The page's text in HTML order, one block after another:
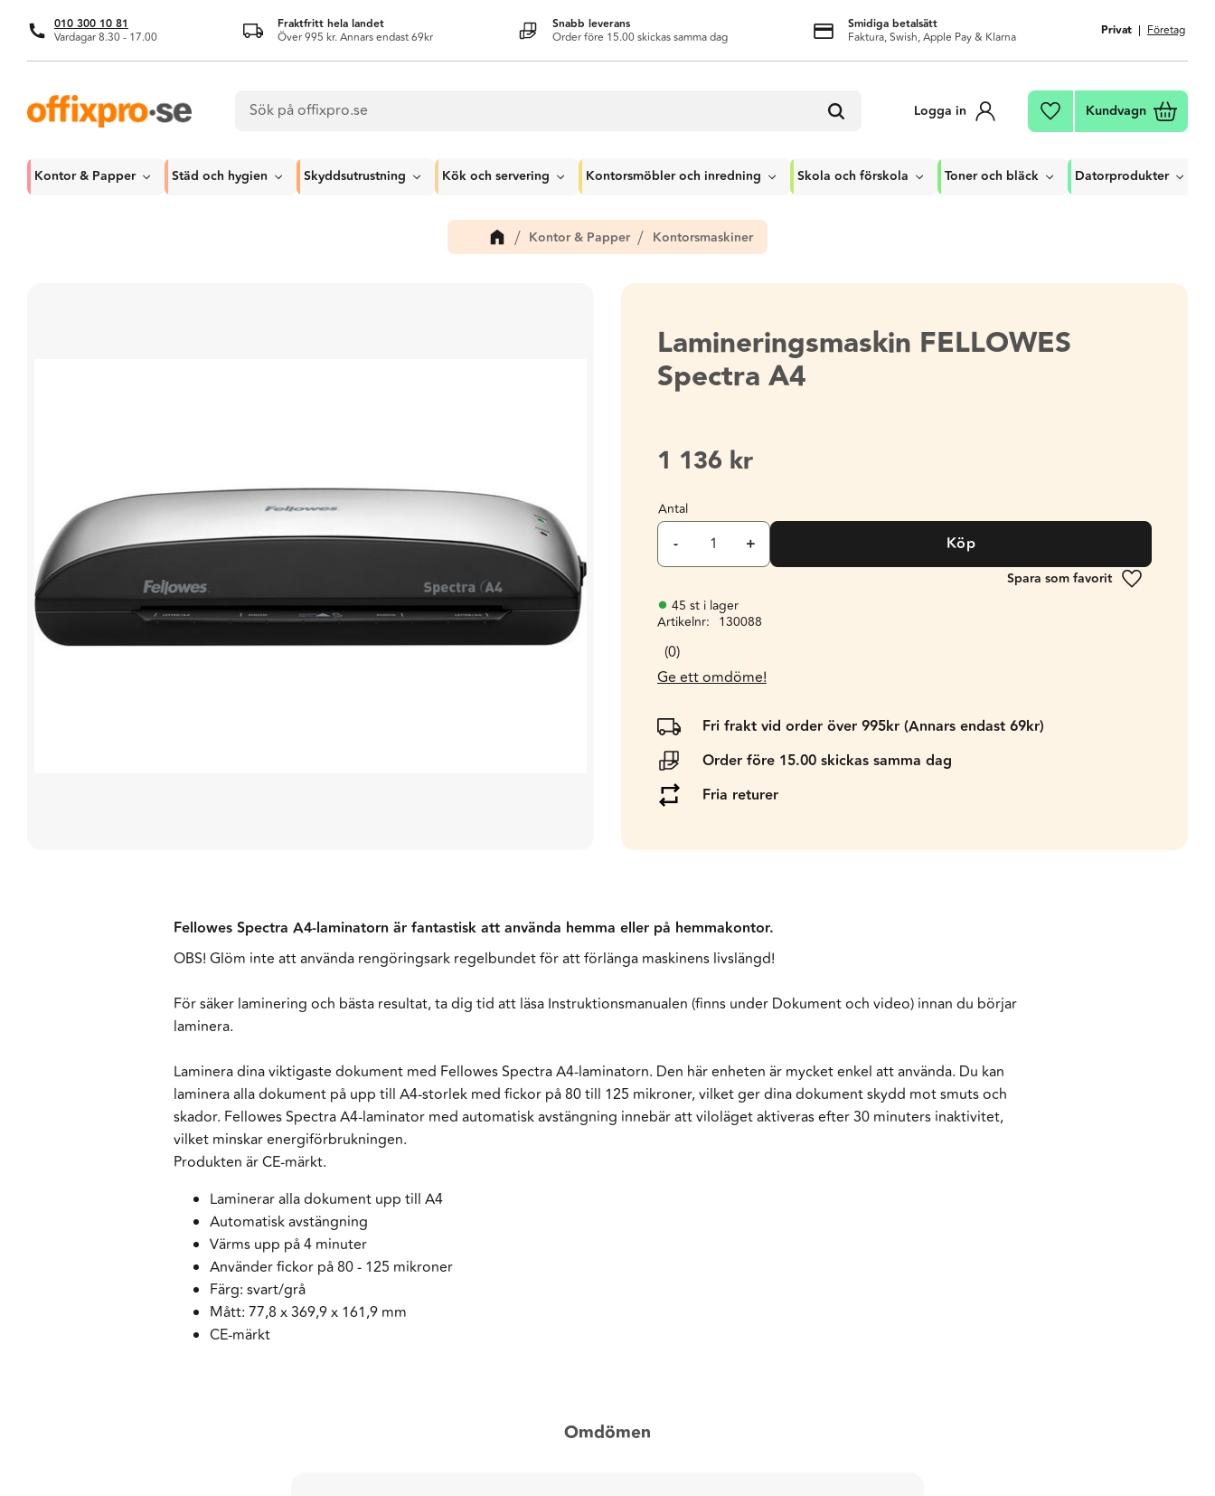
010 300 10 81
Vardagar 8.30 - 17.00
Fraktfritt hela landet
Över 995 kr. Annars endast 69kr
Snabb leverans
Order före 15.00 skickas samma dag
Smidiga betalsätt
Faktura, Swish, Apple Pay & Klarna Privat Företag
Logga in Favoriter
Kundvagn
Kontor & Papper Städ och hygien Skyddsutrustning Kök och servering Kontorsmöbler och inredning Skola och förskola Toner och bläck Datorprodukter
Kontor & Papper Kontorsmaskiner
Lamineringsmaskin FELLOWES
Spectra A4
1 136 kr
Antal
+
- Köp
Lägg till i
45 st i lager
Artikelnr
130088
0
Ge ett omdöme!
Fri frakt vid order över 995kr (Annars endast 69kr)
Order före 15.00 skickas samma dag
Fria returer
Fellowes Spectra A4-laminatorn är fantastisk att använda hemma eller på hemmakontor.
OBS! Glöm inte att använda rengöringsark regelbundet för att förlänga maskinens livslängd!
För säker laminering och bästa resultat, ta dig tid att läsa Instruktionsmanualen (finns under Dokument och video) innan du börjar
laminera.
Laminera dina viktigaste dokument med Fellowes Spectra A4-laminatorn. Den här enheten är mycket enkel att använda. Du kan
laminera alla dokument på upp till A4-storlek med fickor på 80 till 125 mikroner, vilket ger dina dokument skydd mot smuts och
skador. Fellowes Spectra A4-laminator med automatisk avstängning innebär att viloläget aktiveras efter 30 minuters inaktivitet,
vilket minskar energiförbrukningen.
Produkten är CE-märkt.
Laminerar alla dokument upp till A4
Automatisk avstängning
Värms upp på 4 minuter
Använder fickor på 80 - 125 mikroner
Färg: svart/grå
Mått: 77,8 x 369,9 x 161,9 mm
CE-märkt
Omdömen